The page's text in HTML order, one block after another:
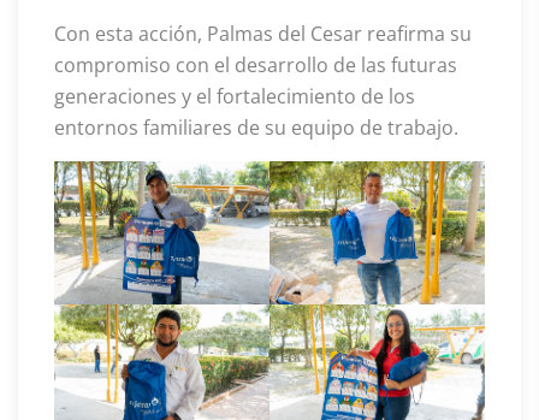
Con esta acción, Palmas del Cesar reafirma su
compromiso con el desarrollo de las futuras
generaciones y el fortalecimiento de los
entornos familiares de su equipo de trabajo.